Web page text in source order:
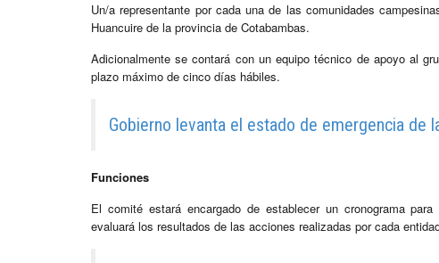
Un/a representante por cada una de las comunidades
Huancuire de la provincia de Cotabambas.
Adicionalmente se contará con un equipo técnico de apoyo al
plazo máximo de cinco días hábiles.
Gobierno levanta el estado de emergencia de
Funciones
El comité estará encargado de establecer un cronograma
evaluará los resultados de las acciones realizadas por cada